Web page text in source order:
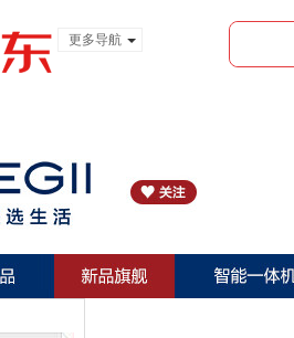
更多导航